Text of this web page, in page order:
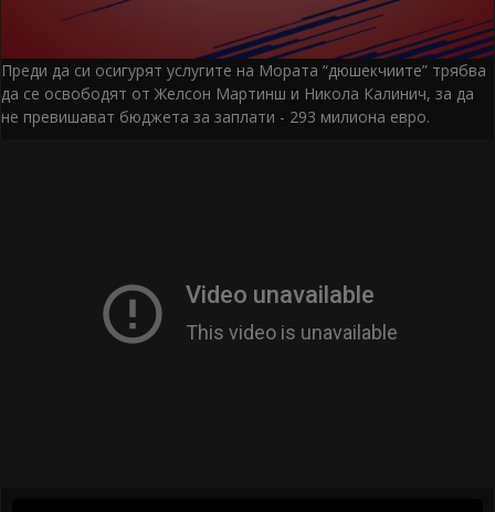
Преди да си осигурят услугите на Мората “дюшекчиите” трябва
да се освободят от Желсон Мартинш и Никола Калинич, за да
не превишават бюджета за заплати - 293 милиона евро.